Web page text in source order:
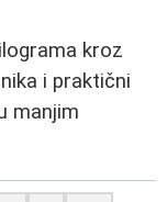
kroz
i praktični
manjim